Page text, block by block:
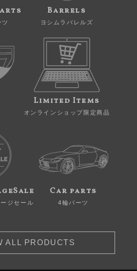
Barrels
ヨシムラバレルズ
Limited Items
オンラインショップ限定商品
ジセール
Car parts
4輪パーツ
ALL PRODUCTS